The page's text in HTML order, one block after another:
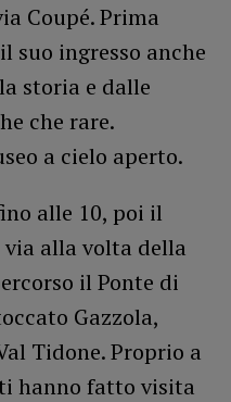
Coupé. Prima
suo ingresso anche
storia e dalle
che rare.
a cielo aperto.
alle 10, poi il
alla volta della
il Ponte di
Gazzola,
Tidone. Proprio a
hanno fatto visita